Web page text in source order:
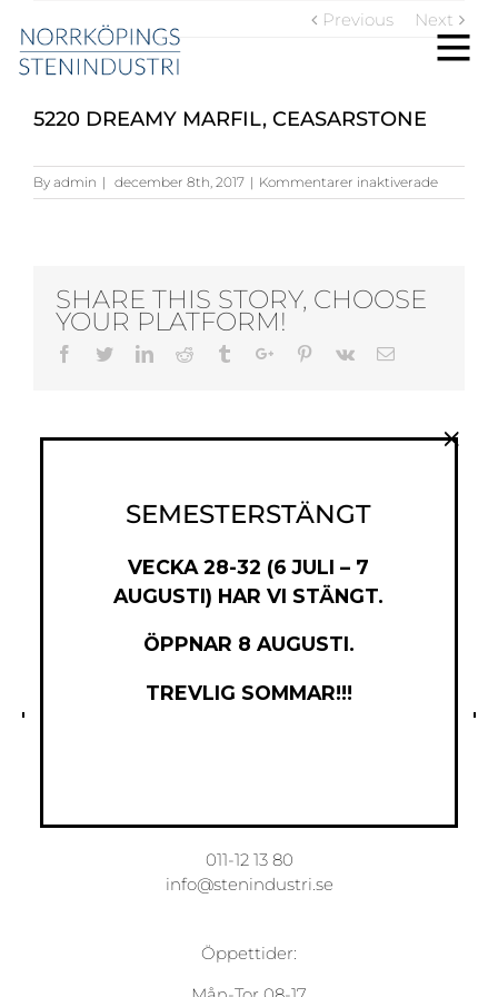
Previous Next
5220 DREAMY MARFIL, CEASARSTONE
By admin | december 8th, 2017 | Kommentarer inaktiveradeför
5220
SHARE THIS STORY, CHOOSE
YOUR PLATFORM!
Facebook
TwitterLinkedinReddit TumblrGoogle+Pinterest
Vk Email
011-12 13 80
info@stenindustri.se
Öppettider:
SEMESTERSTÄNGT
VECKA 28-32 (6 JULI – 7
AUGUSTI) HAR VI STÄNGT.
ÖPPNAR 8 AUGUSTI.
TREVLIG SOMMAR!!!
×